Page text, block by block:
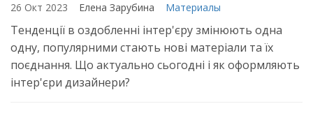
26 Окт 2023 Елена Зарубина Материалы
Тенденції в оздобленні інтер'єру змінюють одна
одну, популярними стають нові матеріали та їх
поєднання. Що актуально сьогодні і як оформляють
інтер'єри дизайнери?